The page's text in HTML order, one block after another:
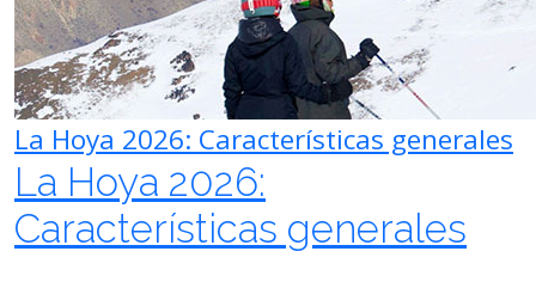
La Hoya 2026: Características generales
La Hoya 2026:
Características generales